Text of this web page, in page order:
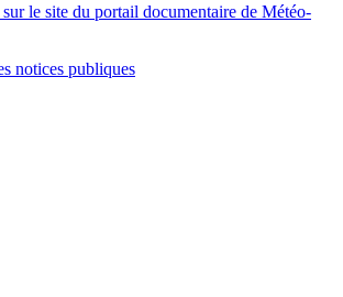
le site du portail documentaire de Météo-
notices publiques